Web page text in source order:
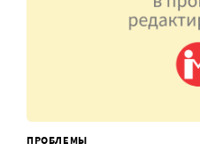
ПРОБЛЕМЫ